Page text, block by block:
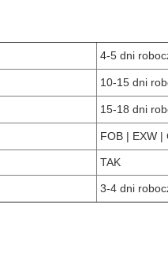
4-5 dni
10-15 dni
15-18 dni
FOB | EXW |
TAK
3-4 dni